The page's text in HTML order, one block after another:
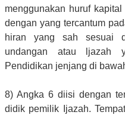
menggunakan huruf
dengan yang tercantum
hiran yang sah sesuai
undangan atau ljazah
Pendidikan jenjang di
8) Angka 6 diisi dengan
didik pemilik Ijazah.